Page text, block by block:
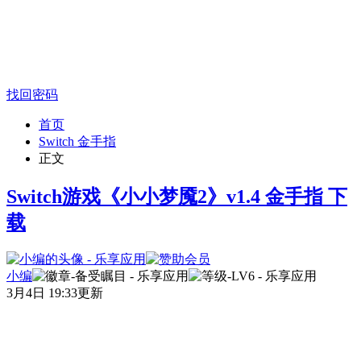
找回密码
首页
Switch 金手指
正文
Switch游戏《小小梦魇2》v1.4 金手指 下
载
小编
3月4日 19:33更新